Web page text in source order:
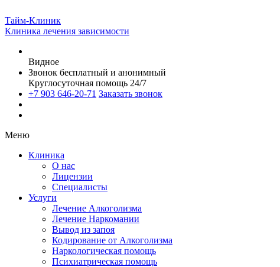
Тайм-Клиник
Клиника лечения зависимости
Видное
Звонок бесплатный и анонимный
Круглосуточная помощь 24/7
+7 903 646-20-71 Заказать звонок
Меню
Клиника
О нас
Лицензии
Специалисты
Услуги
Лечение Алкоголизма
Лечение Наркомании
Вывод из запоя
Кодирование от Алкоголизма
Наркологическая помощь
Психиатрическая помощь